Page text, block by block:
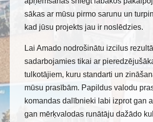
sākas ar mūsu pirmo sarunu un
kad jūsu projekts jau ir noslēdzies.
Lai Amado nodrošinātu izcilus
sadarbojamies tikai ar
tulkotājiem, kuru standarti un
mūsu prasībām. Papildus valodu
komandas dalībnieki labi izprot gan
gan mērķvalodas runātāju dažādo